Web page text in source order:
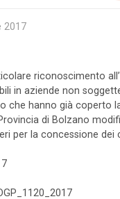
2017
riconoscimento
in aziende non
che hanno già coperto
di Bolzano
per la concessione dei